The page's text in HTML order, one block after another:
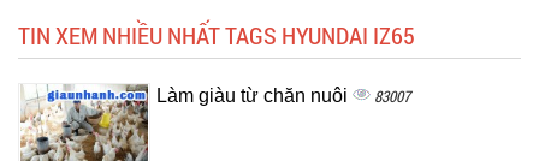
TIN XEM NHIỀU NHẤT TAGS HYUNDAI IZ65
Làm giàu từ chăn nuôi 83007